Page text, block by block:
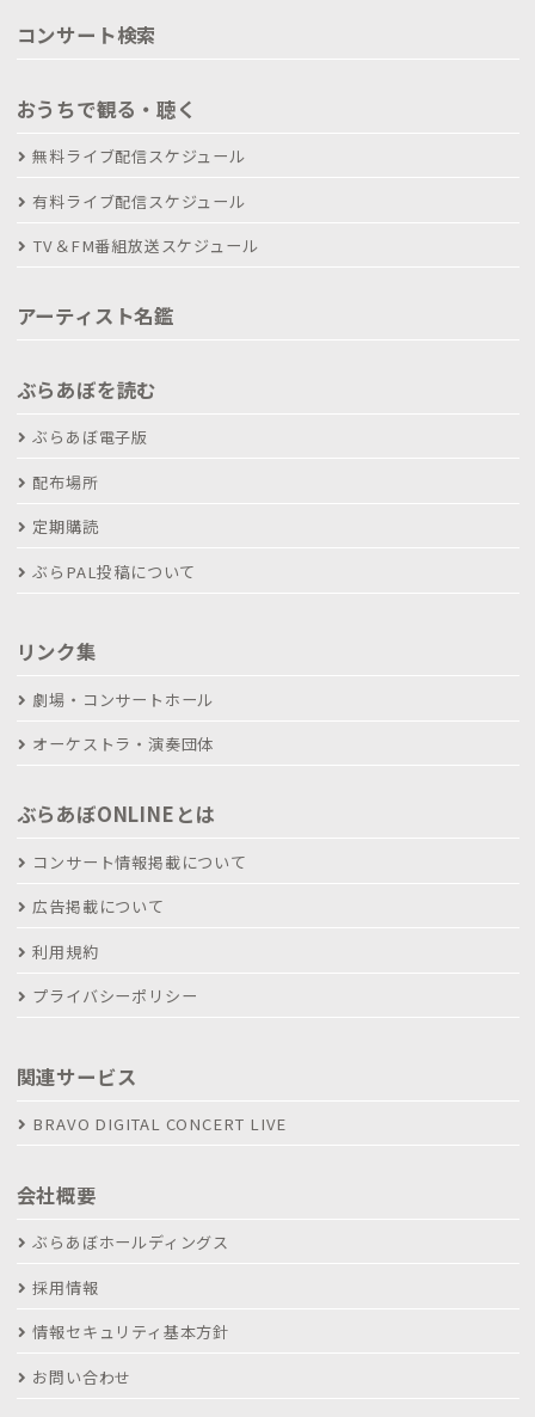
コンサート検索
おうちで観る・聴く
無料ライブ配信スケジュール
有料ライブ配信スケジュール
TV＆FM番組放送スケジュール
アーティスト名鑑
ぶらあぼを読む
ぶらあぼ電子版
配布場所
定期購読
ぶらPAL投稿について
リンク集
劇場・コンサートホール
オーケストラ・演奏団体
ぶらあぼONLINEとは
コンサート情報掲載について
広告掲載について
利用規約
プライバシーポリシー
関連サービス
BRAVO DIGITAL CONCERT LIVE
会社概要
ぶらあぼホールディングス
採用情報
情報セキュリティ基本方針
お問い合わせ